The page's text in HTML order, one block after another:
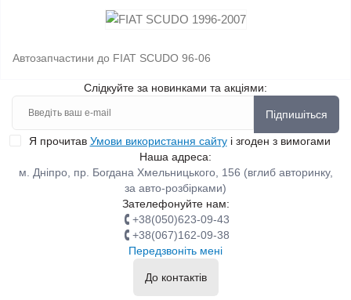
Автозапчастини до FIAT SCUDO 96-06
Слідкуйте за новинками та акціями:
Підпишіться
Я прочитав Умови використання сайтуі згоден з вимогами
Наша адреса:
м. Дніпро, пр. Богдана Хмельницького, 156 (вглиб авторинку,
за авто-розбірками)
Зателефонуйте нам:
+38(050)623-09-43
+38(067)162-09-38
Передзвоніть мені
До контактів